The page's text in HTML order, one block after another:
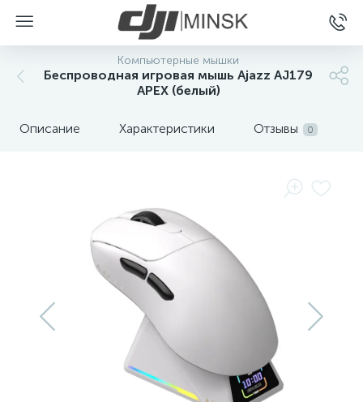
Компьютерные мышки
Беспроводная игровая мышь Ajazz AJ179
APEX (белый)
Описание Характеристики Отзывы 0